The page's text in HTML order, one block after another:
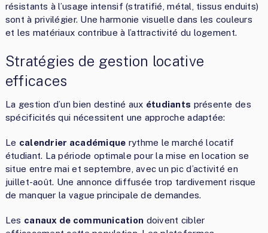
résistants à l’usage intensif (stratifié, métal, tissus enduits)
sont à privilégier. Une harmonie visuelle dans les couleurs
et les matériaux contribue à l’attractivité du logement.
Stratégies de gestion locative
efficaces
La gestion d’un bien destiné aux étudiants présente des
spécificités qui nécessitent une approche adaptée:
Le calendrier académique rythme le marché locatif
étudiant. La période optimale pour la mise en location se
situe entre mai et septembre, avec un pic d’activité en
juillet-août. Une annonce diffusée trop tardivement risque
de manquer la vague principale de demandes.
Les canaux de communication doivent cibler